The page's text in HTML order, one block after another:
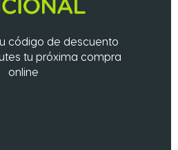
código de descuento
tu próxima compra
online